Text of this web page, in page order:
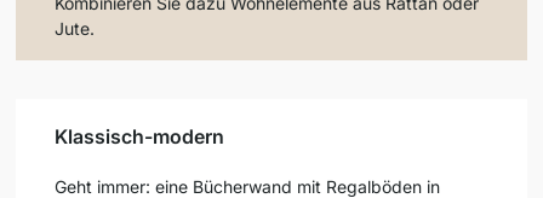
Jute.
Klassisch-modern
Geht immer: eine Bücherwand mit Regalböden in